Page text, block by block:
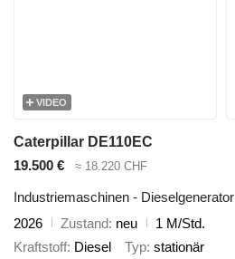
VIDEO
Caterpillar DE110EC
19.500 €
≈ 18.220 CHF
Industriemaschinen - Dieselgenerator
2026
Zustand neu
1 M/Std.
Kraftstoff Diesel Typ stationär